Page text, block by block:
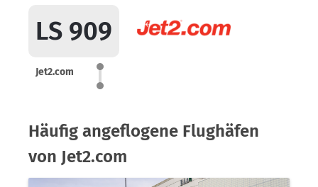
LS 909
Jet2.com
Häufig angeflogene Flughäfen
von Jet2.com